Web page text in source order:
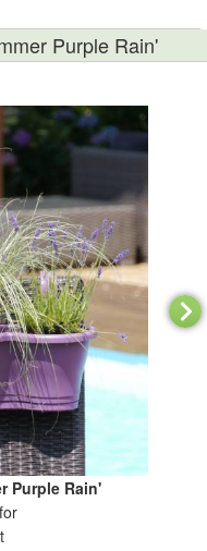
Purple Rain'
Purple Rain'